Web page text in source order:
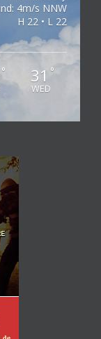
4m/s NNW
H 22 • L 22
° 31 °
WED